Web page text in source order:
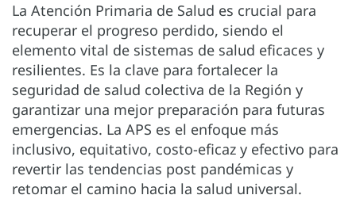
La Atención Primaria de Salud es crucial para
recuperar el progreso perdido, siendo el
elemento vital de sistemas de salud eficaces y
resilientes. Es la clave para fortalecer la
seguridad de salud colectiva de la Región y
garantizar una mejor preparación para futuras
emergencias. La APS es el enfoque más
inclusivo, equitativo, costo-eficaz y efectivo para
revertir las tendencias post pandémicas y
retomar el camino hacia la salud universal.